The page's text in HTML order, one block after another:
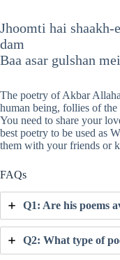
Jhoomti hai shaakh-
dam
Baa asar gulshan
The poetry of Akbar
human being, follies of
You need to share your
best poetry to be used as
them with your friends or
FAQs
Q1: Are his poems
Q2: What type of